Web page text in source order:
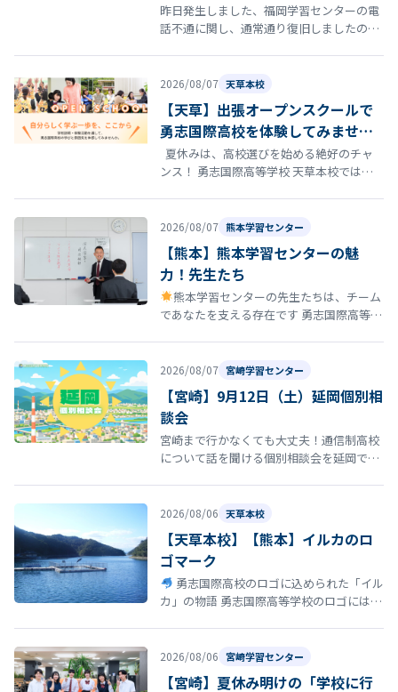
昨日発生しました、福岡学習センターの電
話不通に関し、通常通り復旧しましたので
2026/08/07 天草本校
【天草】出張オープンスクールで
勇志国際高校を体験してみません
か？
夏休みは、高校選びを始める絶好のチャ
ンス！ 勇志国際高等学校 天草本校では、8
2026/08/07 熊本学習センター
【熊本】熊本学習センターの魅
力！先生たち
熊本学習センターの先生たちは、チーム
であなたを支える存在です 勇志国際高等学
2026/08/07 宮崎学習センター
【宮崎】9月12日（土）延岡個別相
談会
宮崎まで行かなくても大丈夫！通信制高校
について話を聞ける個別相談会を延岡で開
2026/08/06 天草本校
【天草本校】【熊本】イルカのロ
ゴマーク
勇志国際高校のロゴに込められた「イル
カ」の物語 勇志国際高等学校のロゴには、
2026/08/06 宮崎学習センター
【宮崎】夏休み明けの「学校に行